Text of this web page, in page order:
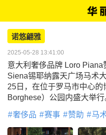
诺悠翩雅
2025-05-28 13:41:00
意大利奢侈品牌 Loro
Siena锡耶纳露天广场马术
25日，在位于罗马市中心
Borghese）公园内盛大举行
奢侈品 赛事 赞助 马